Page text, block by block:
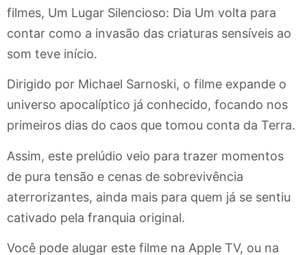
filmes, Um Lugar Silencioso: Dia Um volta para
contar como a invasão das criaturas sensíveis ao
som teve início.
Dirigido por Michael Sarnoski, o filme expande o
universo apocalíptico já conhecido, focando nos
primeiros dias do caos que tomou conta da Terra.
Assim, este prelúdio veio para trazer momentos
de pura tensão e cenas de sobrevivência
aterrorizantes, ainda mais para quem já se sentiu
cativado pela franquia original.
Você pode alugar este filme na Apple TV, ou na